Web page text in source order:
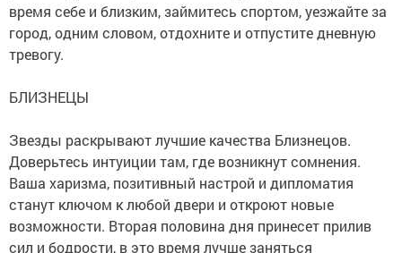
время себе и близким, займитесь спортом, уезжайте за
город, одним словом, отдохните и отпустите дневную
тревогу.
БЛИЗНЕЦЫ
Звезды раскрывают лучшие качества Близнецов.
Доверьтесь интуиции там, где возникнут сомнения.
Ваша харизма, позитивный настрой и дипломатия
станут ключом к любой двери и откроют новые
возможности. Вторая половина дня принесет прилив
сил и бодрости, в это время лучше заняться